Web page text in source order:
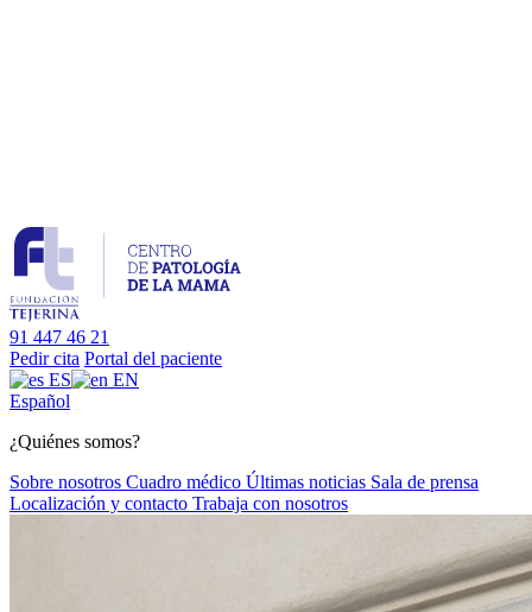
91 447 46 21
Pedir cita Portal del paciente
ES
EN
Español
¿Quiénes somos?
Sobre nosotros Cuadro médico Últimas noticias Sala de prensa
Localización y contacto Trabaja con nosotros